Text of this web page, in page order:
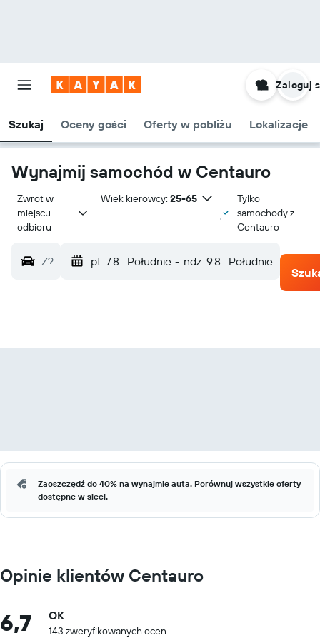
Szukaj Oceny gości Oferty w pobliżu Lokalizacje
Zaloguj
Wynajmij samochód w Centauro
Zwrot w
miejscu
odbioru
Wiek kierowcy: 25-65
Tylko
samochody z
Centauro
Z? pt. 7.8. Południe - ndz. 9.8. Południe
Zaoszczędź do 40% na wynajmie auta. Porównuj wszystkie oferty
dostępne w sieci.
Opinie klientów Centauro
6,7 OK
143 zweryfikowanych ocen